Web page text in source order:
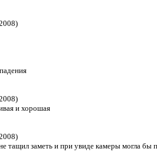
и хорошая
тащил заметь и при увиде камеры могла бы